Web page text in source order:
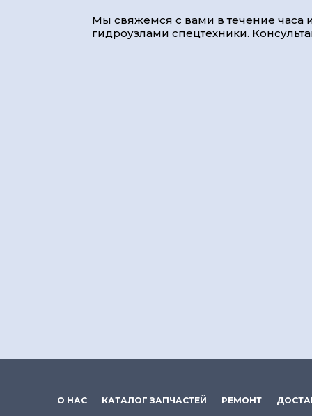
Мы свяжемся с вами в течение часа
гидроузлами спецтехники.
О НАС КАТАЛОГ ЗАПЧАСТЕЙ РЕМОНТ